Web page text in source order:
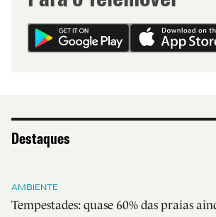
Destaques
AMBIENTE
Tempestades: quase 60% das praias